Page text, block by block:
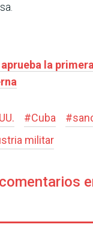
aprueba la
#Cuba #
militar